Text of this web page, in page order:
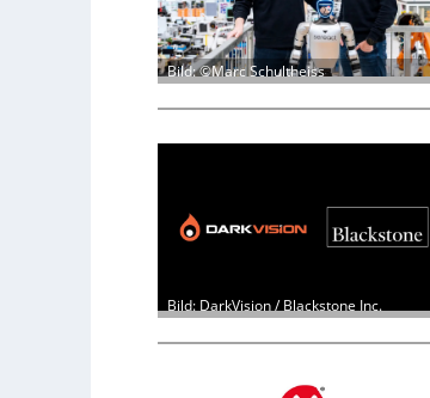
Bild: ©Marc Schultheiss
Bild: DarkVision / Blackstone Inc.